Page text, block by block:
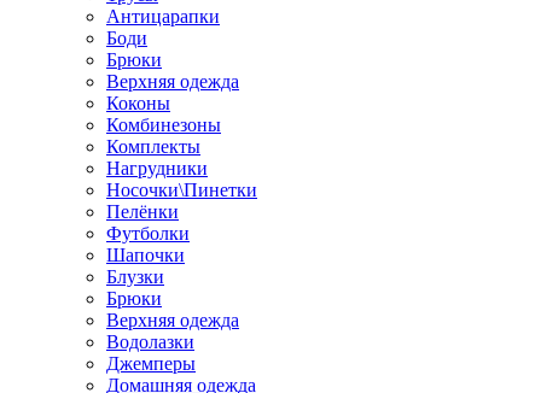
Антицарапки
Боди
Брюки
Верхняя одежда
Коконы
Комбинезоны
Комплекты
Нагрудники
Носочки\Пинетки
Пелёнки
Футболки
Шапочки
Блузки
Брюки
Верхняя одежда
Водолазки
Джемперы
Домашняя одежда